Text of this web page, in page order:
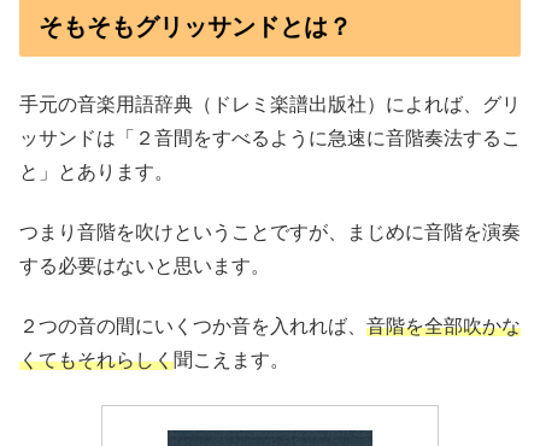
そもそもグリッサンドとは？
手元の音楽用語辞典（ドレミ楽譜出版社）によれば、グリ
ッサンドは「２音間をすべるように急速に音階奏法するこ
と」とあります。
つまり音階を吹けということですが、まじめに音階を演奏
する必要はないと思います。
２つの音の間にいくつか音を入れれば、 音階を全部吹かな
くてもそれらしく聞こえます。